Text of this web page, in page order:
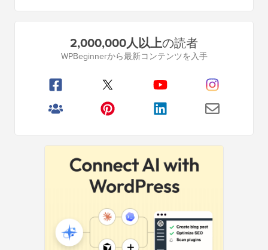
ジ
ジ
ペ
ー
イ
2,000,000人以上の読者
WPBeginnerから最新コンテンツを入手